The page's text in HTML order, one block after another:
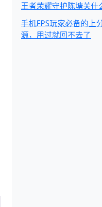
王者荣耀守护陈塘关什
手机FPS玩家必备的上
源，用过就回不去了